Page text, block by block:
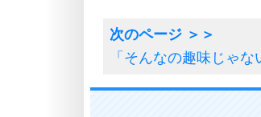
「そんなの趣味じゃ